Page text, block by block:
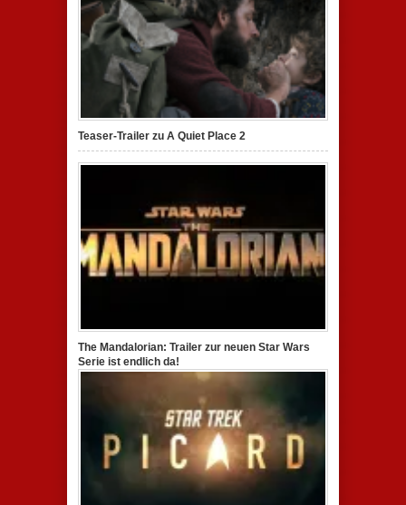
Teaser-Trailer zu A Quiet Place 2
The Mandalorian: Trailer zur neuen Star Wars
Serie ist endlich da!